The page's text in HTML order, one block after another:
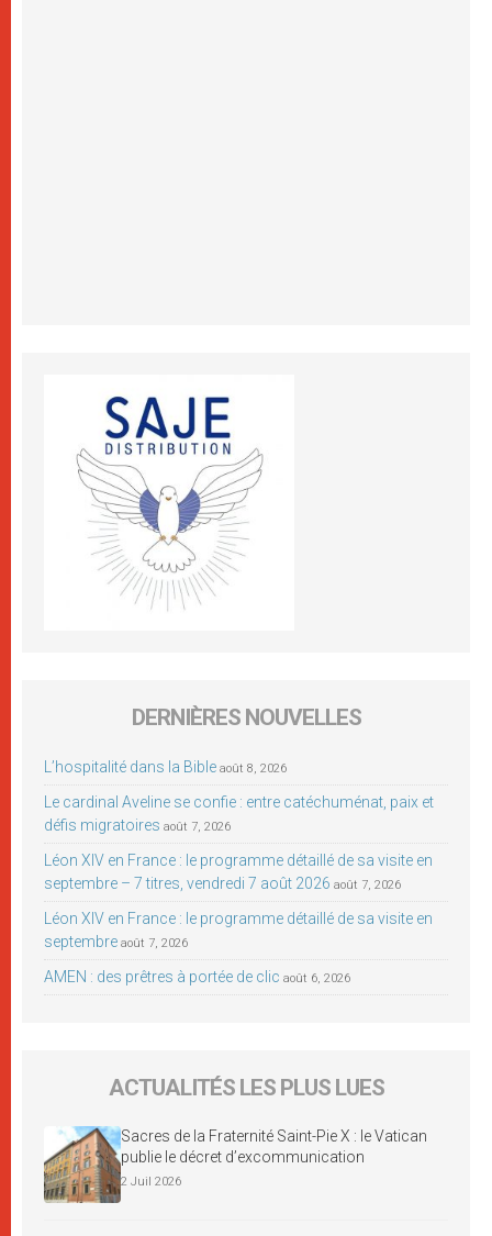
DERNIÈRES NOUVELLES
L’hospitalité dans la Bible août 8, 2026
Le cardinal Aveline se confie : entre catéchuménat, paix et
défis migratoires août 7, 2026
Léon XIV en France : le programme détaillé de sa visite en
septembre – 7 titres, vendredi 7 août 2026 août 7, 2026
Léon XIV en France : le programme détaillé de sa visite en
septembre août 7, 2026
AMEN : des prêtres à portée de clic août 6, 2026
ACTUALITÉS LES PLUS LUES
Sacres de la Fraternité Saint-Pie X : le Vatican
publie le décret d’excommunication
2 Juil 2026